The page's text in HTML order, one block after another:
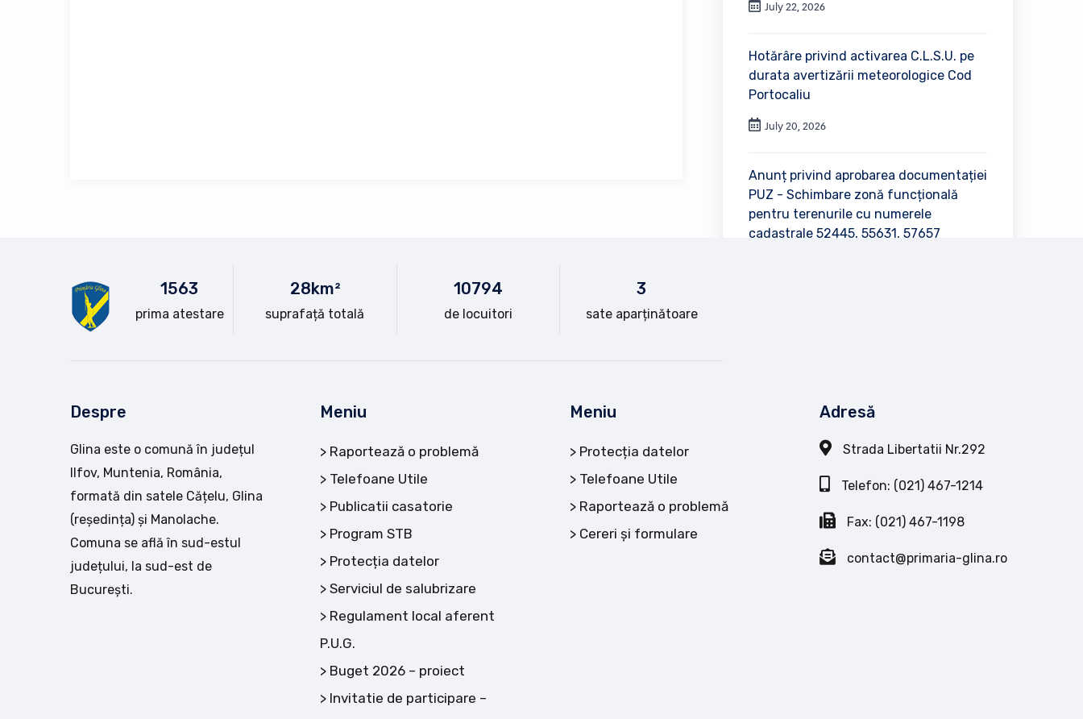
July 22, 2026
Hotărâre privind activarea C.L.S.U. pe
durata avertizării meteorologice Cod
Portocaliu
July 20, 2026
Anunț privind aprobarea documentației
PUZ - Schimbare zonă funcțională
pentru terenurile cu numerele
cadastrale 52445, 55631, 57657
1563
prima atestare
28km²
suprafață totală
10794
de locuitori
3
sate aparținătoare
Despre
Glina este o comună în județul
Ilfov, Muntenia, România,
formată din satele Cățelu, Glina
(reședința) și Manolache.
Comuna se află în sud-estul
județului, la sud-est de
București.
Meniu
Raportează o problemă
Telefoane Utile
Publicatii casatorie
Program STB
Protecția datelor
Serviciul de salubrizare
Regulament local aferent
P.U.G.
Buget 2026 – proiect
Invitatie de participare –
Meniu
Protecția datelor
Telefoane Utile
Raportează o problemă
Cereri și formulare
Adresă
Strada Libertatii Nr.292
Telefon: (021) 467-1214
Fax: (021) 467-1198
contact@primaria-glina.ro